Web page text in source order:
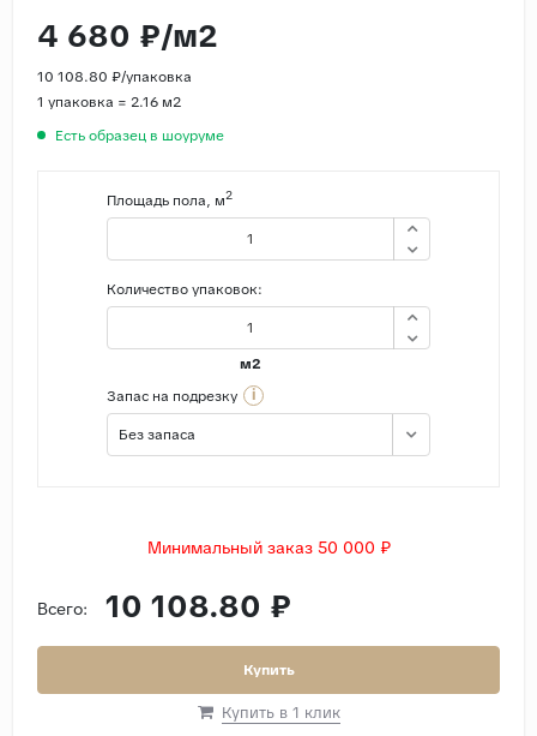
4 680 ₽/м2
10 108.80 ₽/упаковка
1 упаковка = 2.16 м2
Есть образец в шоуруме
Площадь пола, м2
Количество упаковок:
м2
Запас на подрезку
i
Без запаса
Минимальный заказ 50 000 ₽
Всего: 10 108.80 ₽
Купить
Купить в 1 клик